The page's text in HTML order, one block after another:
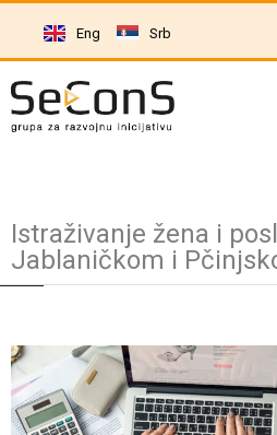
Eng Srb
Istraživanje žena i
Jablaničkom i